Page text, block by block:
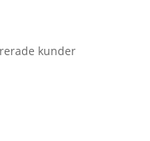
kunder